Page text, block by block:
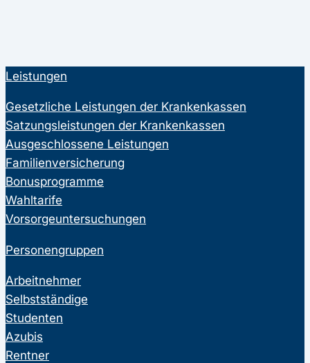
Leistungen
Gesetzliche Leistungen der Krankenkassen
Satzungsleistungen der Krankenkassen
Ausgeschlossene Leistungen
Familienversicherung
Bonusprogramme
Wahltarife
Vorsorgeuntersuchungen
Personengruppen
Arbeitnehmer
Selbstständige
Studenten
Azubis
Rentner